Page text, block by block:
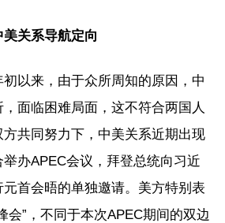
关系导航定向
以来，由于众所周知的原因，中
面临困难局面，这不符合两国人
共同努力下，中美关系近期出现
办APEC会议，拜登总统向习近
首会晤的单独邀请。美方特别表
会”，不同于本次APEC期间的双边